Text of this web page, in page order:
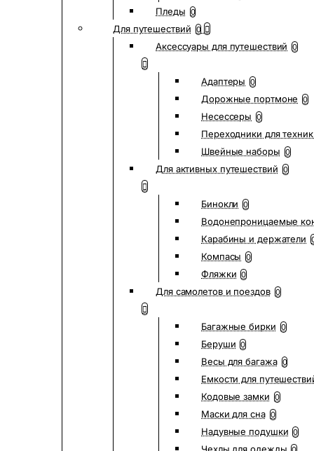
Пледы 0
Для путешествий 0
Аксессуары для путешествий 0
Адаптеры 0
Дорожные портмоне 0
Несессеры 0
Переходники для
Швейные наборы 0
Для активных путешествий 0
Бинокли 0
Водонепроницаемые
Карабины и держатели
Компасы 0
Фляжки 0
Для самолетов и поездов 0
Багажные бирки 0
Беруши 0
Весы для багажа 0
Емкости для
Кодовые замки 0
Маски для сна 0
Надувные подушки 0